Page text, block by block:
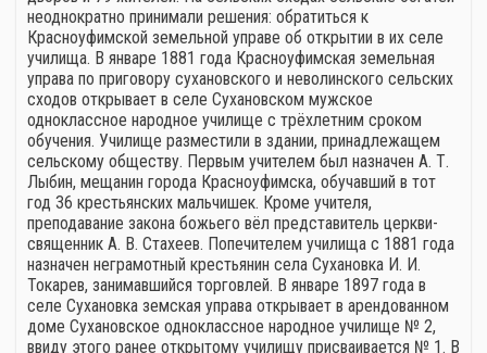
неоднократно принимали решения: обратиться к
Красноуфимской земельной управе об открытии в их селе
училища. В январе 1881 года Красноуфимская земельная
управа по приговору сухановского и неволинского сельских
сходов открывает в селе Сухановском мужское
одноклассное народное училище с трёхлетним сроком
обучения. Училище разместили в здании, принадлежащем
сельскому обществу. Первым учителем был назначен А. Т.
Лыбин, мещанин города Красноуфимска, обучавший в тот
год 36 крестьянских мальчишек. Кроме учителя,
преподавание закона божьего вёл представитель церкви-
священник А. В. Стахеев. Попечителем училища с 1881 года
назначен неграмотный крестьянин села Сухановка И. И.
Токарев, занимавшийся торговлей. В январе 1897 года в
селе Сухановка земская управа открывает в арендованном
доме Сухановское одноклассное народное училище № 2,
ввиду этого ранее открытому училищу присваивается № 1. В